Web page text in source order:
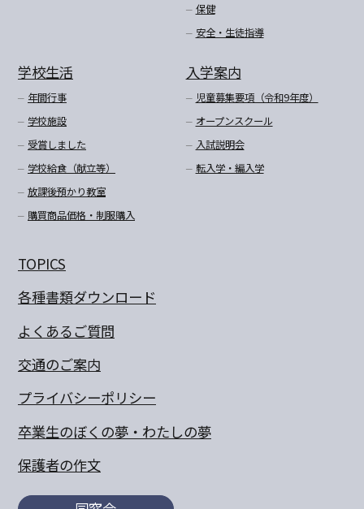
保健
安全・生徒指導
学校生活
年間行事
学校施設
受賞しました
学校給食（献立等）
放課後預かり教室
購買商品価格・制服購入
入学案内
児童募集要項（令和9年度）
オープンスクール
入試説明会
転入学・編入学
TOPICS
各種書類ダウンロード
よくあるご質問
交通のご案内
プライバシーポリシー
卒業生のぼくの夢・わたしの夢
保護者の作文